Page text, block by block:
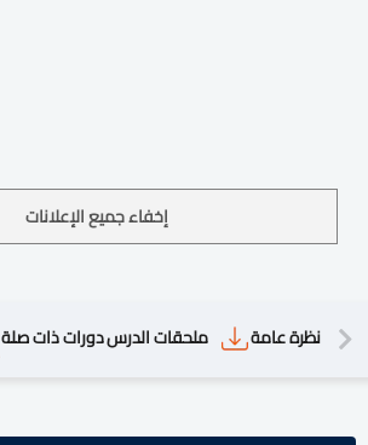
إخفاء جميع الإعلانات
نظرة عامة ملحقات الدرسدورات ذات صلة